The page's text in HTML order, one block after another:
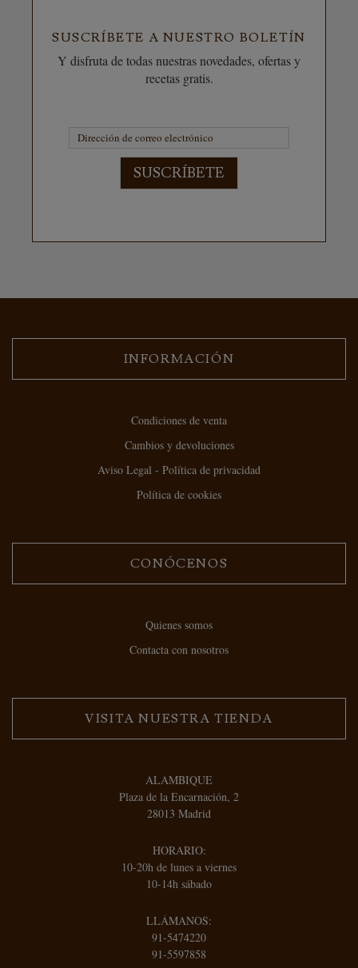
SUSCRÍBETE A NUESTRO BOLETÍN
Y disfruta de todas nuestras novedades, ofertas y
recetas gratis.
SUSCRÍBETE
INFORMACIÓN
Condiciones de venta
Cambios y devoluciones
Aviso Legal - Política de privacidad
Política de cookies
CONÓCENOS
Quienes somos
Contacta con nosotros
VISITA NUESTRA TIENDA
ALAMBIQUE
Plaza de la Encarnación, 2
28013 Madrid
HORARIO:
10-20h de lunes a viernes
10-14h sábado
LLÁMANOS:
91-5474220
91-5597858